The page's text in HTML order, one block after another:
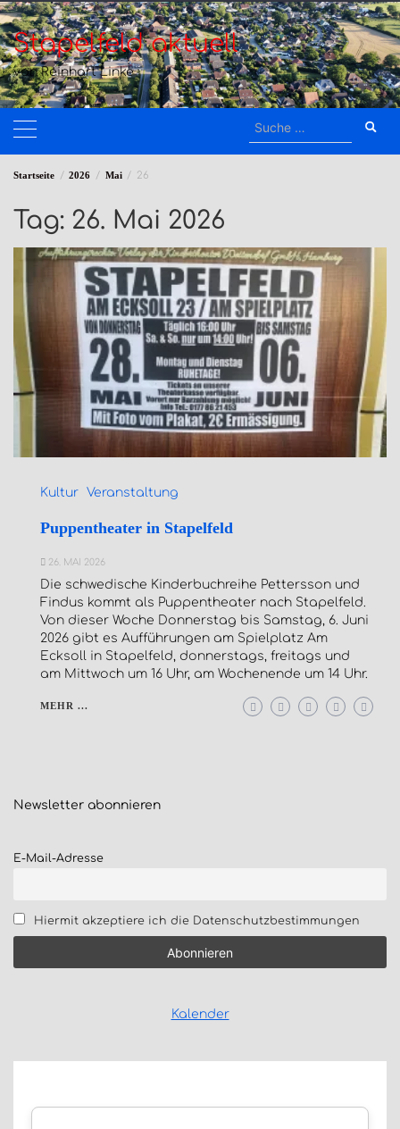
Zum
Inhalt
springen
Stapelfeld aktuell
von Reinhart Linke
Suche
nach:
Startseite 2026 Mai 26
Tag: 26. Mai 2026
Kultur Veranstaltung
Puppentheater in Stapelfeld
26. MAI 2026
Die schwedische Kinderbuchreihe Pettersson und
Findus kommt als Puppentheater nach Stapelfeld.
Von dieser Woche Donnerstag bis Samstag, 6. Juni
2026 gibt es Aufführungen am Spielplatz Am
Ecksoll in Stapelfeld, donnerstags, freitags und
am Mittwoch um 16 Uhr, am Wochenende um 14 Uhr.
MEHR ...
Newsletter abonnieren
E-Mail-Adresse
Hiermit akzeptiere ich die Datenschutzbestimmungen
Kalender